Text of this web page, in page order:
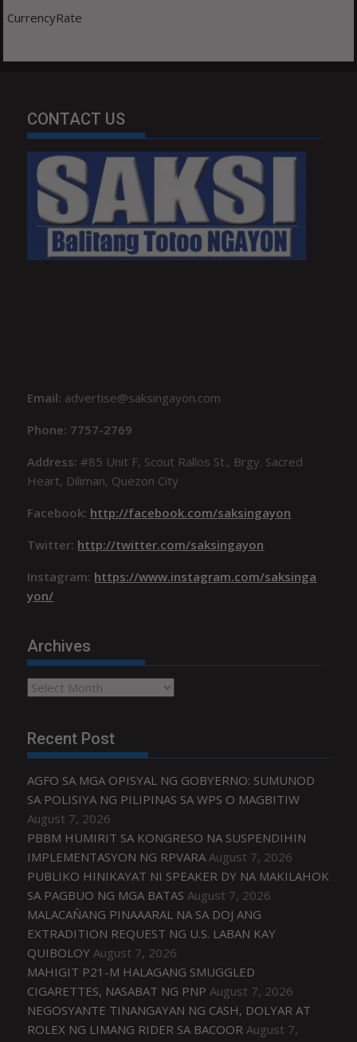
CurrencyRate
CONTACT US
Email: advertise@saksingayon.com
Phone: 7757-2769
Address:#85 Unit F, Scout Rallos St., Brgy. Sacred
Heart, Diliman, Quezon City
Facebook: http://facebook.com/saksingayon
Twitter: http://twitter.com/saksingayon
Instagram: https://www.instagram.com/saksinga
yon/
Archives
Archives
Recent Post
AGFO SA MGA OPISYAL NG GOBYERNO: SUMUNOD
SA POLISIYA NG PILIPINAS SA WPS O MAGBITIW
August 7, 2026
PBBM HUMIRIT SA KONGRESO NA SUSPENDIHIN
IMPLEMENTASYON NG RPVARA August 7, 2026
PUBLIKO HINIKAYAT NI SPEAKER DY NA MAKILAHOK
SA PAGBUO NG MGA BATAS August 7, 2026
MALACAÑANG PINAAARAL NA SA DOJ ANG
EXTRADITION REQUEST NG U.S. LABAN KAY
QUIBOLOY August 7, 2026
MAHIGIT P21-M HALAGANG SMUGGLED
CIGARETTES, NASABAT NG PNP August 7, 2026
NEGOSYANTE TINANGAYAN NG CASH, DOLYAR AT
ROLEX NG LIMANG RIDER SA BACOOR August 7,